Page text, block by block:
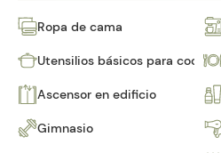
Ropa de cama
Utensilios básicos para cocinar
Ascensor en edificio
Gimnasio